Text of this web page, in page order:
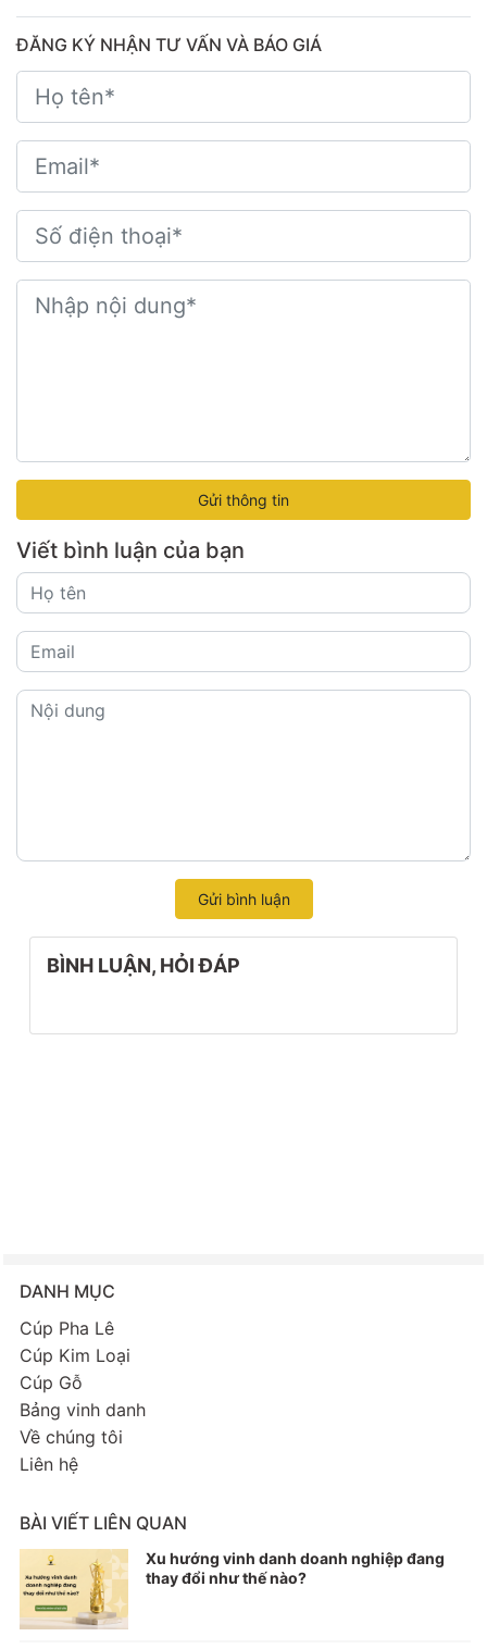
ĐĂNG KÝ NHẬN TƯ VẤN VÀ BÁO GIÁ
Gửi thông tin
Viết bình luận của bạn
Gửi bình luận
BÌNH LUẬN, HỎI ĐÁP
DANH MỤC
Cúp Pha Lê
Cúp Kim Loại
Cúp Gỗ
Bảng vinh danh
Về chúng tôi
Liên hệ
BÀI VIẾT LIÊN QUAN
Xu hướng vinh danh doanh nghiệp đang
thay đổi như thế nào?